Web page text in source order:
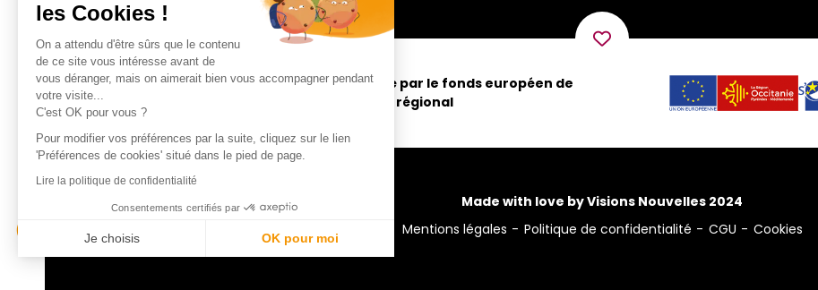
les Cookies !
On a attendu d'être sûrs que le contenu
de ce site vous intéresse avant de
vous déranger, mais on aimerait bien vous accompagner pendant
votre visite...
C'est OK pour vous ?
Pour modifier vos préférences par la suite, cliquez sur le lien
'Préférences de cookies' situé dans le pied de page.
Lire la politique de confidentialité
Consentements certifiés par
Je choisis
OK pour moi
Projet cofinancé par le fonds européen de
développement régional
Made with love by Visions Nouvelles 2024
Mentions légales
Politique de confidentialité CGU Cookies